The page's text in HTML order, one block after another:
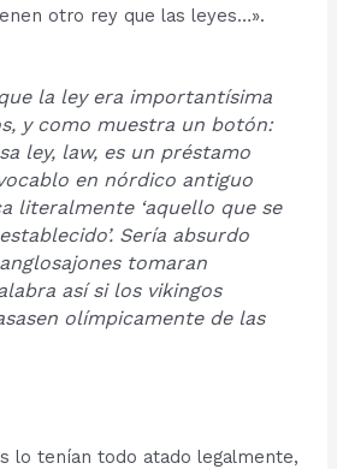
otro rey que las leyes…».
la ley era importantísima
y como muestra un botón:
ley, law, es un préstamo
en nórdico antiguo
literalmente ‘aquello que se
Sería absurdo
tomaran
así si los vikingos
olímpicamente de las
lo tenían todo atado legalmente,